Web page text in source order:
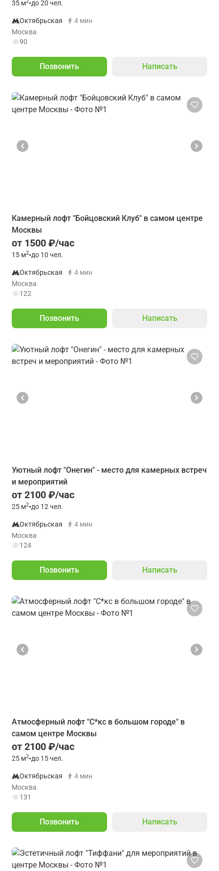
35 м •до 20 чел.
Октябрьская
4 мин
Москва
90
Позвонить Написать
Камерный лофт "Бойцовский Клуб" в самом центре
Москвы
от 1500 ₽/час
15 м2•до 10 чел.
Октябрьская
4 мин
Москва
122
Позвонить Написать
Уютный лофт "Онегин" - место для камерных встреч
и мероприятий
от 2100 ₽/час
25 м2•до 12 чел.
Октябрьская
4 мин
Москва
124
Позвонить Написать
Атмосферный лофт "С*кс в большом городе" в
самом центре Москвы
от 2100 ₽/час
25 м2•до 15 чел.
Октябрьская
4 мин
Москва
131
Позвонить Написать